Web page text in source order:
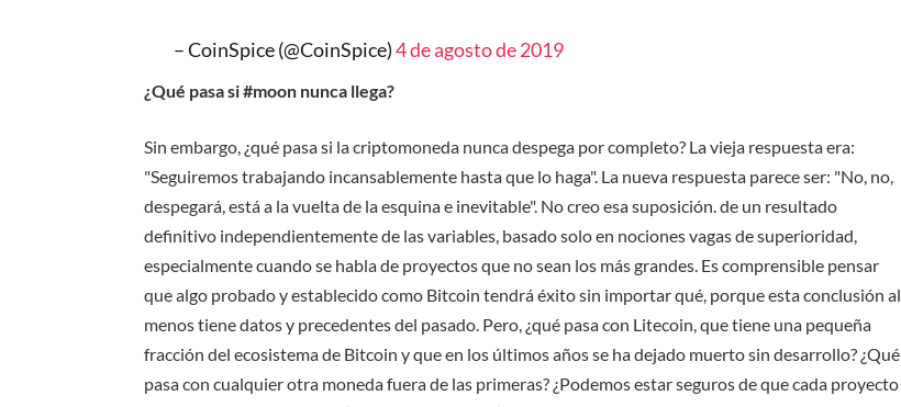
– CoinSpice (@CoinSpice)4 de agosto de 2019
¿Qué pasa si #moon nunca llega?
Sin embargo, ¿qué pasa si la criptomoneda nunca despega por completo? La vieja respuesta era:
"Seguiremos trabajando incansablemente hasta que lo haga". La nueva respuesta parece ser: "No, no,
despegará, está a la vuelta de la esquina e inevitable". No creo esa suposición. de un resultado
definitivo independientemente de las variables, basado solo en nociones vagas de superioridad,
especialmente cuando se habla de proyectos que no sean los más grandes. Es comprensible pensar
que algo probado y establecido como Bitcoin tendrá éxito sin importar qué, porque esta conclusión al
menos tiene datos y precedentes del pasado. Pero, ¿qué pasa con Litecoin, que tiene una pequeña
fracción del ecosistema de Bitcoin y que en los últimos años se ha dejado muerto sin desarrollo? ¿Qué
pasa con cualquier otra moneda fuera de las primeras? ¿Podemos estar seguros de que cada proyecto